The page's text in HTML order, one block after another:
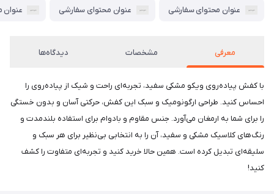
عنوان محتوای سفارشی عنوان محتوای سفارشی عنوان
معرفی مشخصات دیدگاه‌ها
با کفش پیاده‌روی ویکو مشکی سفید، تجربه‌ای راحت و شیک از پیاده‌روی را
احساس کنید. طراحی ارگونومیک و سبک این کفش، حرکتی آسان و بدون خستگی
را برای شما به ارمغان می‌آورد. جنس مقاوم و بادوام برای استفاده بلندمدت و
رنگ‌های کلاسیک مشکی و سفید، آن را به انتخابی بی‌نظیر برای هر سبک و
سلیقه‌ای تبدیل کرده است. همین حالا خرید کنید و تجربه‌ای متفاوت را کشف
کنید!